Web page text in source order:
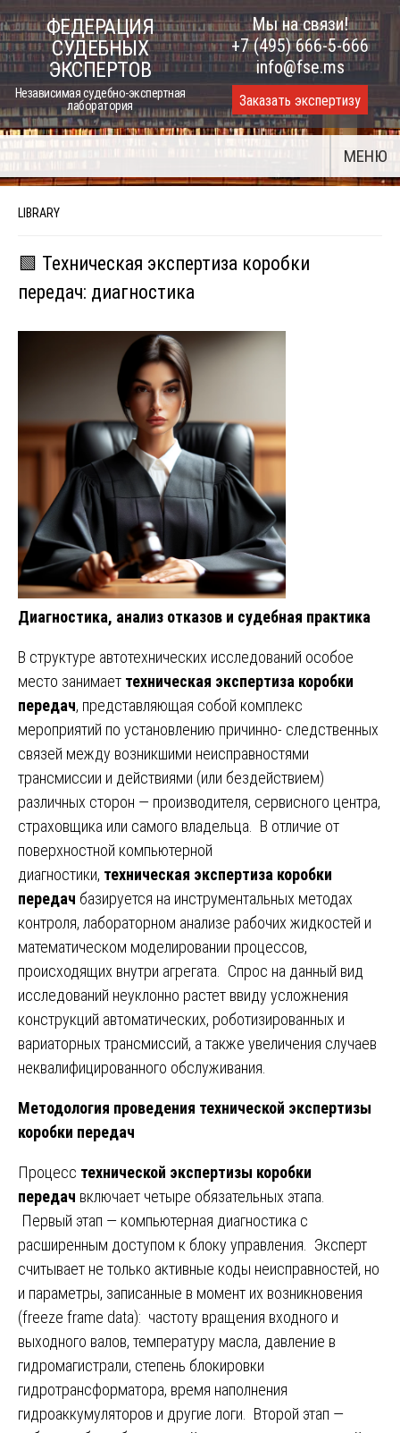
Skip
to
content
ФЕДЕРАЦИЯ
СУДЕБНЫХ
ЭКСПЕРТОВ
Независимая судебно-экспертная
лаборатория
Мы на связи!
+7 (495) 666-5-666
info@fse.ms
Заказать экспертизу
МЕНЮ
LIBRARY
🟩 Техническая экспертиза коробки
передач: диагностика
Диагностика, анализ отказов и судебная практика
В структуре автотехнических исследований особое
место занимает техническая экспертиза коробки
передач, представляющая собой комплекс
мероприятий по установлению причинно- следственных
связей между возникшими неисправностями
трансмиссии и действиями (или бездействием)
различных сторон — производителя, сервисного центра,
страховщика или самого владельца. В отличие от
поверхностной компьютерной
диагностики, техническая экспертиза коробки
передач базируется на инструментальных методах
контроля, лабораторном анализе рабочих жидкостей и
математическом моделировании процессов,
происходящих внутри агрегата. Спрос на данный вид
исследований неуклонно растет ввиду усложнения
конструкций автоматических, роботизированных и
вариаторных трансмиссий, а также увеличения случаев
неквалифицированного обслуживания.
Методология проведения технической экспертизы
коробки передач
Процесс технической экспертизы коробки
передач включает четыре обязательных этапа.
Первый этап — компьютерная диагностика с
расширенным доступом к блоку управления. Эксперт
считывает не только активные коды неисправностей, но
и параметры, записанные в момент их возникновения
(freeze frame data): частоту вращения входного и
выходного валов, температуру масла, давление в
гидромагистрали, степень блокировки
гидротрансформатора, время наполнения
гидроаккумуляторов и другие логи. Второй этап —